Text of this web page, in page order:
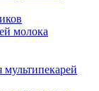
молока
мультипекарей